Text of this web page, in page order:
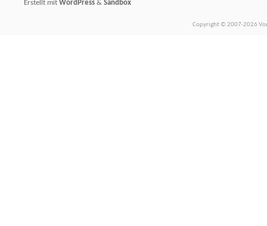
Erstellt mit WordPress & Sandbox
Copyright © 2007-2026